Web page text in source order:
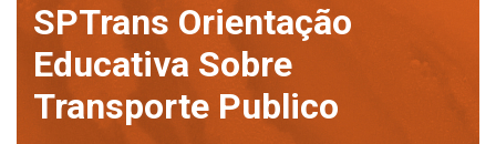
SPTrans Orientação
Educativa Sobre
Transporte Publico